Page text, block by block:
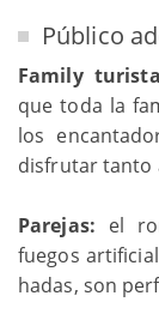
Público
Family
que toda la
los
disfrutar tanto
Parejas: el
fuegos
hadas, son